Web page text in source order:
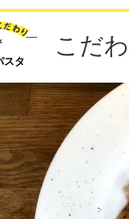
スタ
こだ